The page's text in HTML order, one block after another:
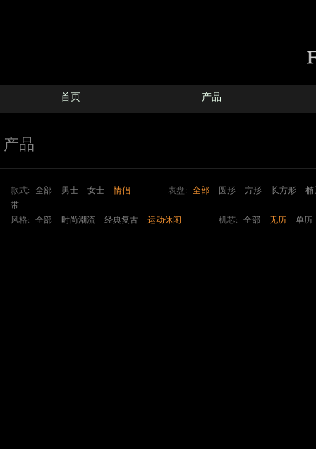
首页 产品
产品
款式: 全部 男士 女士 情侣 表盘: 全部 圆形 方形 长方形
椭
带
风格: 全部 时尚潮流 经典复古 运动休闲 机芯: 全部 无历 单历